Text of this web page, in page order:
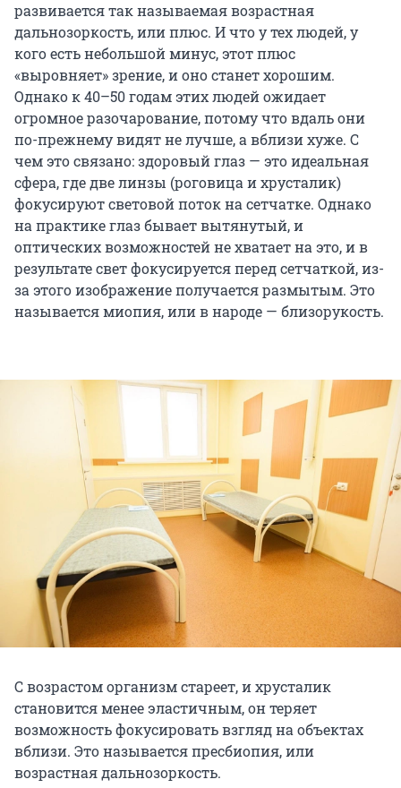
развивается так называемая возрастная
дальнозоркость, или плюс. И что у тех людей, у
кого есть небольшой минус, этот плюс
«выровняет» зрение, и оно станет хорошим.
Однако к 40–50 годам этих людей ожидает
огромное разочарование, потому что вдаль они
по-прежнему видят не лучше, а вблизи хуже. С
чем это связано: здоровый глаз — это идеальная
сфера, где две линзы (роговица и хрусталик)
фокусируют световой поток на сетчатке. Однако
на практике глаз бывает вытянутый, и
оптических возможностей не хватает на это, и в
результате свет фокусируется перед сетчаткой, из-
за этого изображение получается размытым. Это
называется миопия, или в народе — близорукость.
С возрастом организм стареет, и хрусталик
становится менее эластичным, он теряет
возможность фокусировать взгляд на объектах
вблизи. Это называется пресбиопия, или
возрастная дальнозоркость.